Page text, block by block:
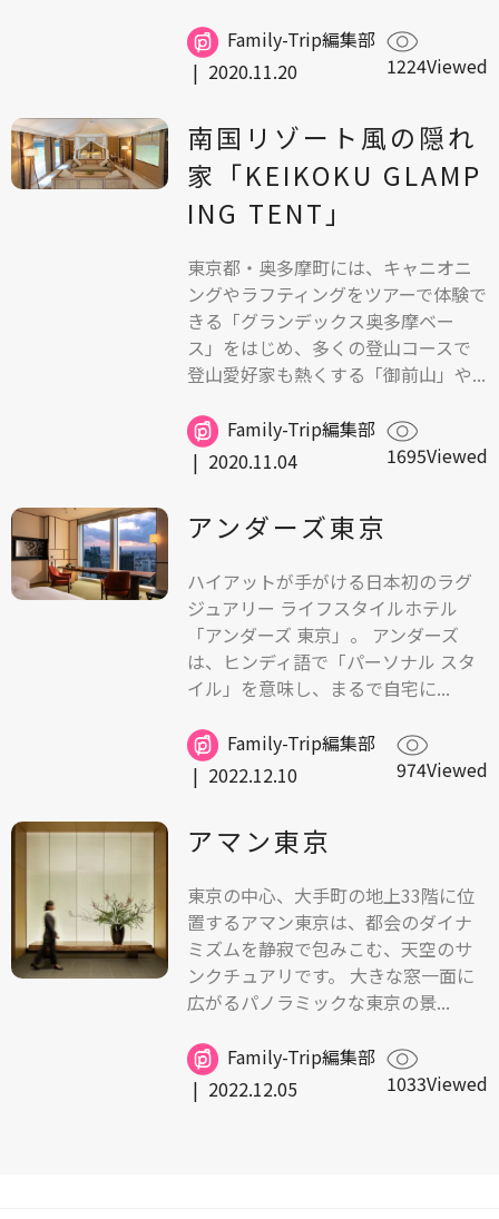
Family-Trip編集部
| 2020.11.20 1224Viewed
南国リゾート風の隠れ
家「KEIKOKU GLAMP
ING TENT」
東京都・奥多摩町には、キャニオニ
ングやラフティングをツアーで体験で
きる「グランデックス奥多摩ベー
ス」をはじめ、多くの登山コースで
登山愛好家も熱くする「御前山」や...
Family-Trip編集部
| 2020.11.04 1695Viewed
アンダーズ東京
ハイアットが手がける日本初のラグ
ジュアリー ライフスタイルホテル
「アンダーズ 東京」。 アンダーズ
は、ヒンディ語で「パーソナル スタ
イル」を意味し、まるで自宅に...
Family-Trip編集部
| 2022.12.10 974Viewed
アマン東京
東京の中心、大手町の地上33階に位
置するアマン東京は、都会のダイナ
ミズムを静寂で包みこむ、天空のサ
ンクチュアリです。 大きな窓一面に
広がるパノラミックな東京の景...
Family-Trip編集部
| 2022.12.05 1033Viewed